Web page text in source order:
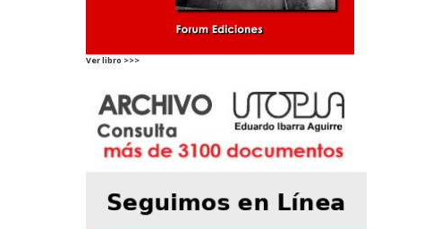
Ver libro >>>